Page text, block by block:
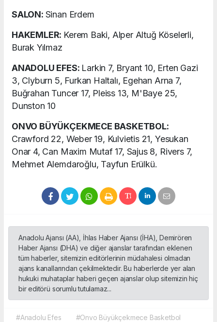
SALON: Sinan Erdem
HAKEMLER: Kerem Baki, Alper Altuğ Köselerli,
Burak Yılmaz
ANADOLU EFES: Larkin 7, Bryant 10, Erten Gazi
3, Clyburn 5, Furkan Haltalı, Egehan Arna 7,
Buğrahan Tuncer 17, Pleiss 13, M'Baye 25,
Dunston 10
ONVO BÜYÜKÇEKMECE BASKETBOL:
Crawford 22, Weber 19, Kulvietis 21, Yesukan
Onar 4, Can Maxim Mutaf 17, Sajus 8, Rivers 7,
Mehmet Alemdaroğlu, Tayfun Erülkü.
Anadolu Ajansı (AA), İhlas Haber Ajansı (İHA), Demirören
Haber Ajansı (DHA) ve diğer ajanslar tarafından eklenen
tüm haberler, sitemizin editörlerinin müdahalesi olmadan
ajans kanallarından çekilmektedir. Bu haberlerde yer alan
hukuki muhataplar haberi geçen ajanslar olup sitemizin hiç
bir editörü sorumlu tutulamaz...
#Anadolu Efes
#Onvo Büyükçekmece Basketbol